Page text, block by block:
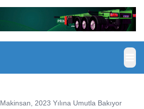
Makinsan, 2023 Yılına Umutla Bakıyor